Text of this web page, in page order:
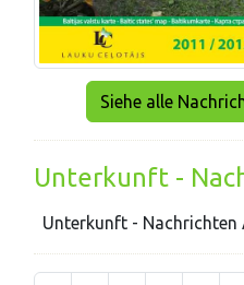
Siehe alle
Unterkunft -
Unterkunft - Nachrichten